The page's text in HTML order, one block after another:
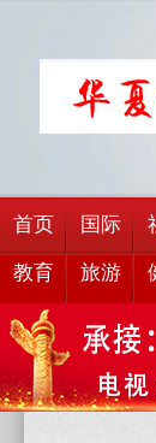
首页 国际
教育 旅游